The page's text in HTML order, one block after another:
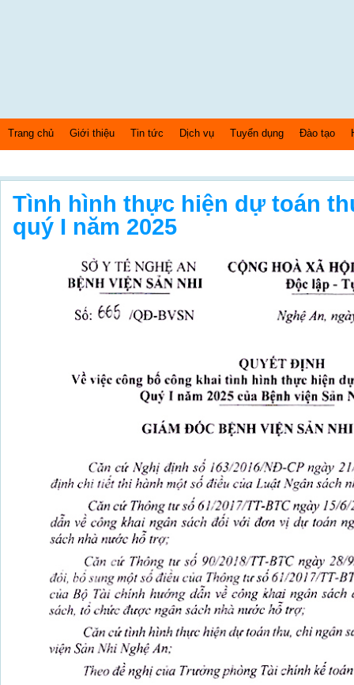
Trang chủ Giới thiệu Tin tức Dịch vụ Tuyển dụng Đào tạo
Tình hình thực hiện dự toán
quý I năm 2025